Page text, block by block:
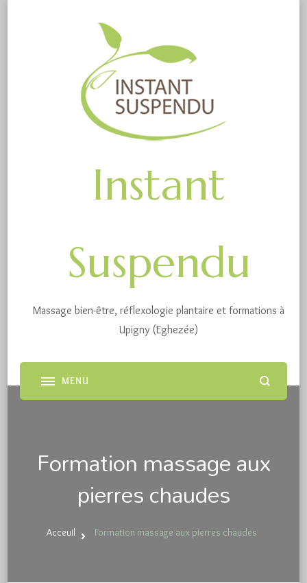
Instant
Suspendu
Massage bien-être, réflexologie plantaire et formations à
Upigny (Eghezée)
Formation massage aux
pierres chaudes
Acceuil Formation massage aux pierres chaudes